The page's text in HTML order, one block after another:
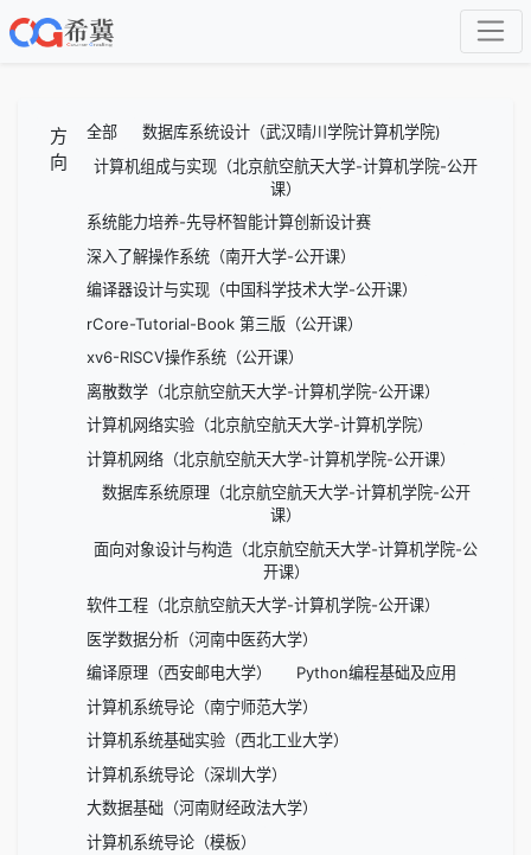
方
向
全部
数据库系统设计（武汉晴川学院计算机学院)
计算机组成与实现（北京航空航天大学-计算机学院-公开
课）
系统能力培养-先导杯智能计算创新设计赛
深入了解操作系统（南开大学-公开课）
编译器设计与实现（中国科学技术大学-公开课）
rCore-Tutorial-Book 第三版（公开课）
xv6-RISCV操作系统（公开课）
离散数学（北京航空航天大学-计算机学院-公开课）
计算机网络实验（北京航空航天大学-计算机学院）
计算机网络（北京航空航天大学-计算机学院-公开课）
数据库系统原理（北京航空航天大学-计算机学院-公开
课）
面向对象设计与构造（北京航空航天大学-计算机学院-公
开课）
软件工程（北京航空航天大学-计算机学院-公开课）
医学数据分析（河南中医药大学）
编译原理（西安邮电大学）
Python编程基础及应用
计算机系统导论（南宁师范大学）
计算机系统基础实验（西北工业大学）
计算机系统导论（深圳大学）
大数据基础（河南财经政法大学）
计算机系统导论（模板）